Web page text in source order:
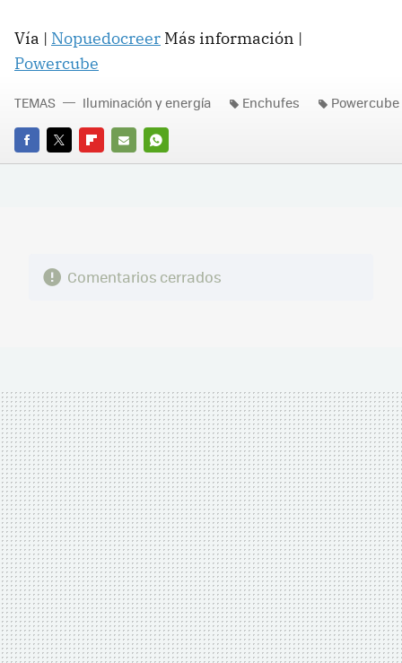
Vía | Nopuedocreer Más información |
Powercube
FACEBOOK
TWITTERFLIPBOARD
E-
WHATSAPP
TEMAS Iluminación y energía Enchufes Powercube
Comentarios cerrados